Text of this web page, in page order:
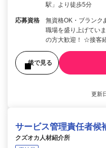
駅」より徒歩5分
応募資格
無資格OK・ブラン
職場を盛り上げてい
の方大歓迎！ ☆接客
後で見る
更新
サービス管理責任者候
クズオカ人材紹介所